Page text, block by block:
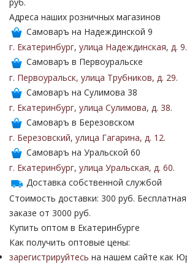
Адреса наших розничных магазинов
Самоваръ на Надеждинской 9
г. Екатеринбург, улица Надеждинская, д. 9.
Самоваръ в Первоуральске
г. Первоуральск, улица Трубников, д. 29.
Самоваръ на Сулимова 38
г. Екатеринбург, улица Сулимова, д. 38.
Самоваръ в Березовском
г. Березовский, улица Гагарина, д. 12.
Самоваръ на Уральской 60
г. Екатеринбург, улица Уральская, д. 60.
Доставка собственной службой
Стоимость доставки: 300 руб.
заказе от 3000 руб.
Купить оптом в Екатеринбурге
Как получить оптовые цены:
зарегистрируйтесь на нашем сайте как